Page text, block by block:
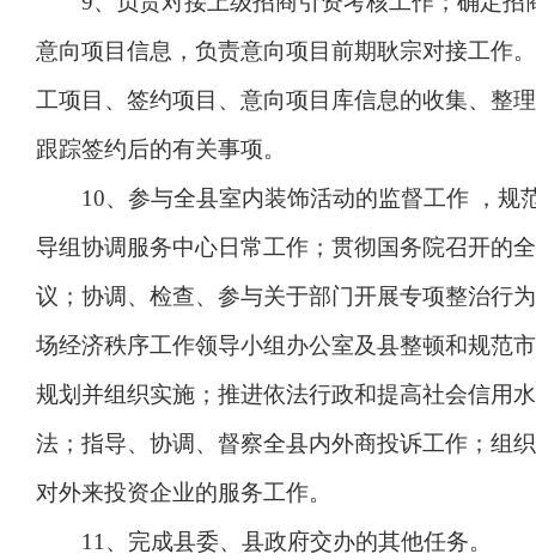
意向项目信息，负责意向项目前期耿宗对接工作
工项目、签约项目、意向项目库信息的收集、整
跟踪签约后的有关事项。
10、参与全县室内装饰活动的监督工作 ，规
导组协调服务中心日常工作；贯彻国务院召开的
议；协调、检查、参与关于部门开展专项整治行
场经济秩序工作领导小组办公室及县整顿和规范
规划并组织实施；推进依法行政和提高社会信用
法；指导、协调、督察全县内外商投诉工作；组
对外来投资企业的服务工作。
11、完成县委、县政府交办的其他任务。